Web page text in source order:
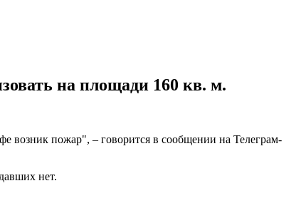
на площади 160 кв. м.
возник пожар", – говорится в сообщении на Телеграм-
нет.